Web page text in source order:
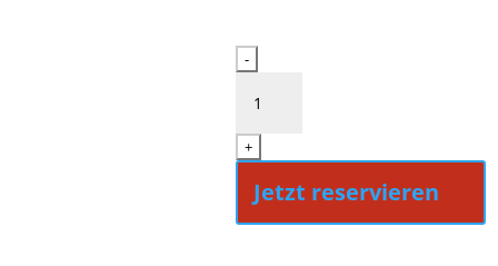
Sonoro
GEN.2
Menge
-
+
Jetzt reservieren